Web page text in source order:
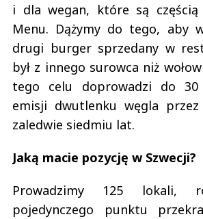
i dla wegan, które są częścią
Menu. Dążymy do tego, aby
drugi burger sprzedany w
był z innego surowca niż
tego celu doprowadzi do
emisji dwutlenku węgla
zaledwie siedmiu lat.
Jaką macie pozycję w Szwecji?
Prowadzimy 125 lokali,
pojedynczego punktu